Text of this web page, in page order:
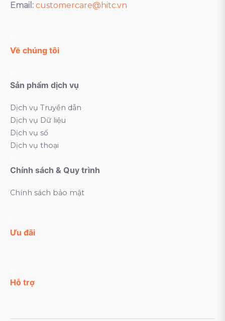
Email: customercare@hitc.vn
Về chúng tôi
Sản phẩm dịch vụ
Dịch vụ Truyền dẫn
Dịch vụ Dữ liệu
Dịch vụ số
Dịch vụ thoại
Chính sách & Quy trình
Chính sách bảo mật
Ưu đãi
Hỗ trợ